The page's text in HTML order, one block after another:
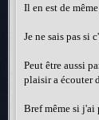
Il en est de
Je ne sais pas si
Peut être aussi
plaisir a écouter
Bref même si j'ai